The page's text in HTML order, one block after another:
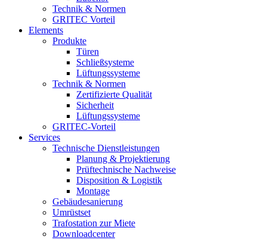
Technik & Normen
GRITEC Vorteil
Elements
Produkte
Türen
Schließsysteme
Lüftungssysteme
Technik & Normen
Zertifizierte Qualität
Sicherheit
Lüftungssysteme
GRITEC-Vorteil
Services
Technische Dienstleistungen
Planung & Projektierung
Prüftechnische Nachweise
Disposition & Logistik
Montage
Gebäudesanierung
Umrüstset
Trafostation zur Miete
Downloadcenter